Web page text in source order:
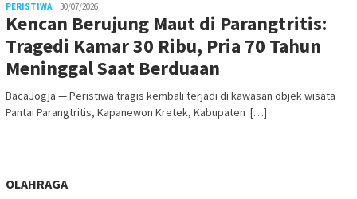
PERISTIWA 30/07/2026
Kencan Berujung Maut di Parangtritis:
Tragedi Kamar 30 Ribu, Pria 70 Tahun
Meninggal Saat Berduaan
BacaJogja — Peristiwa tragis kembali terjadi di kawasan objek wisata
Pantai Parangtritis, Kapanewon Kretek, Kabupaten […]
OLAHRAGA